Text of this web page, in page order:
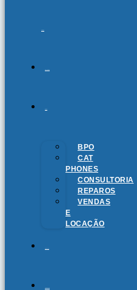
BPO
CAT
PHONES
CONSULTORIA
REPAROS
VENDAS
E
LOCAÇÃO